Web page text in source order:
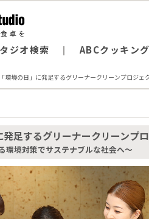
ジオ検索 ABCクッキン
環境の日」に発足するグリーナークリーンプロジ
足するグリーナークリーンプ
環境対策でサステナブルな社会へ～